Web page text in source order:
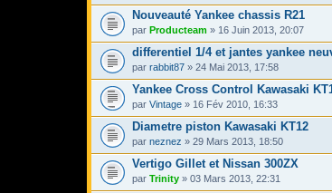
Nouveauté Yankee chassis R21
par Producteam » 16 Juin 2013, 20:07
differentiel 1/4 et jantes yankee
par rabbit87 » 24 Mai 2013, 17:58
Yankee Cross Control Kawasaki
par Vintage » 16 Fév 2010, 16:33
Diametre piston Kawasaki KT12
par neznez » 29 Mars 2013, 18:50
Vertigo Gillet et Nissan 300ZX
par Trinity » 03 Mars 2013, 22:31